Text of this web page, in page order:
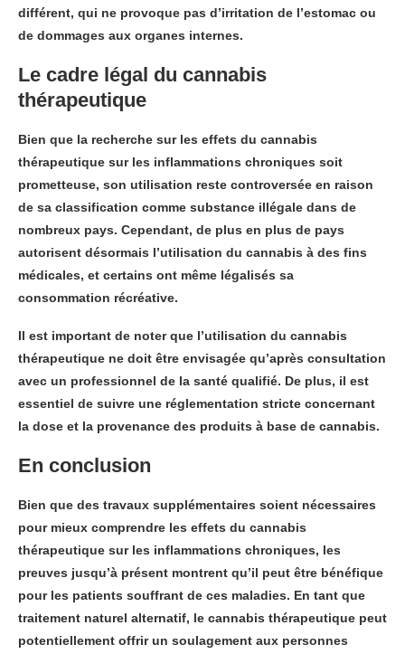
différent, qui ne provoque pas d’irritation de l’estomac ou
de dommages aux organes internes.
Le cadre légal du cannabis
thérapeutique
Bien que la recherche sur les effets du cannabis
thérapeutique sur les inflammations chroniques soit
prometteuse, son utilisation reste controversée en raison
de sa classification comme substance illégale dans de
nombreux pays. Cependant, de plus en plus de pays
autorisent désormais l’utilisation du cannabis à des fins
médicales, et certains ont même légalisés sa
consommation récréative.
Il est important de noter que l’utilisation du cannabis
thérapeutique ne doit être envisagée qu’après consultation
avec un professionnel de la santé qualifié. De plus, il est
essentiel de suivre une réglementation stricte concernant
la dose et la provenance des produits à base de cannabis.
En conclusion
Bien que des travaux supplémentaires soient nécessaires
pour mieux comprendre les effets du cannabis
thérapeutique sur les inflammations chroniques, les
preuves jusqu’à présent montrent qu’il peut être bénéfique
pour les patients souffrant de ces maladies. En tant que
traitement naturel alternatif, le cannabis thérapeutique peut
potentiellement offrir un soulagement aux personnes